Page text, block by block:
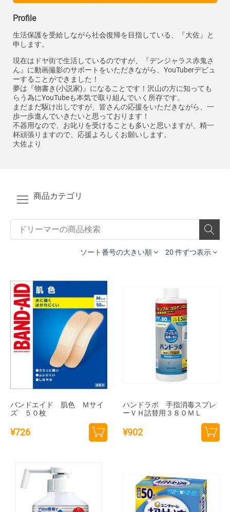
Profile
生活保護を受給しながら社会復帰を目指している、『大佐』と
申します。
現在はドヤ街で生活しているのですが、『デンジャラス赤鬼さ
ん』に動画撮影のサポートをいただきながら、YouTuberデビュ
ーすることができました！
夢は『物書き(小説家)』になることです！沢山の方に知っても
らう為にYouTubeも本気で取り組んでいく所存です。
まだまだ駆け出しですが、皆さんの応援をいただきながら、一
歩一歩進んでいきたいと思っております！
不器用なので、お叱りを受けることも多いと思いますが、精一
杯頑張りますので、応援よろしくお願いします。
大佐より
商品カテゴリ
ソート番号の大きい順 20 件ずつ表示
バンドエイド 肌色 Ｍサイ
ズ ５０枚
¥726
ハンドラボ 手指消毒スプレ
ーＶＨ詰替用３８０ＭＬ
¥902